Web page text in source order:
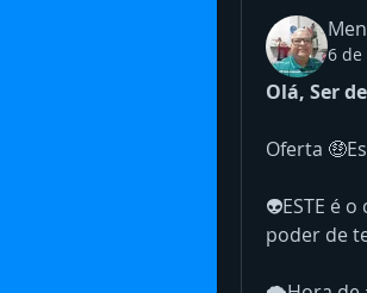
6 de
Olá, Ser
Oferta
👽ESTE é
poder de